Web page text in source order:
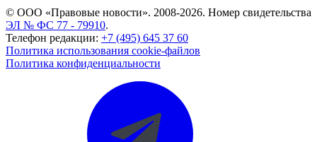
© ООО «Правовые новости». 2008-2026. Номер свидетельства
ЭЛ № ФС 77 - 79910.
Телефон редакции: +7 (495) 645 37 60
Политика использования cookie-файлов
Политика конфиденциальности